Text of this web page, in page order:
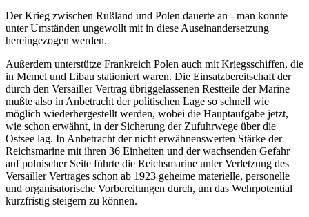
Der Krieg zwischen Rußland und Polen dauerte an - man konnte
unter Umständen ungewollt mit in diese Auseinandersetzung
hereingezogen werden.
Außerdem unterstütze Frankreich Polen auch mit Kriegsschiffen, die
in Memel und Libau stationiert waren. Die Einsatzbereitschaft der
durch den Versailler Vertrag übriggelassenen Restteile der Marine
mußte also in Anbetracht der politischen Lage so schnell wie
möglich wiederhergestellt werden, wobei die Hauptaufgabe jetzt,
wie schon erwähnt, in der Sicherung der Zufuhrwege über die
Ostsee lag. In Anbetracht der nicht erwähnenswerten Stärke der
Reichsmarine mit ihren 36 Einheiten und der wachsenden Gefahr
auf polnischer Seite führte die Reichsmarine unter Verletzung des
Versailler Vertrages schon ab 1923 geheime materielle, personelle
und organisatorische Vorbereitungen durch, um das Wehrpotential
kurzfristig steigern zu können.